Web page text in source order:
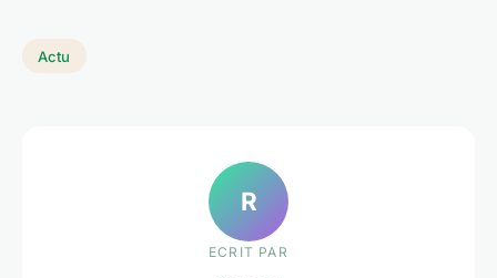
Actu
R
ECRIT PAR